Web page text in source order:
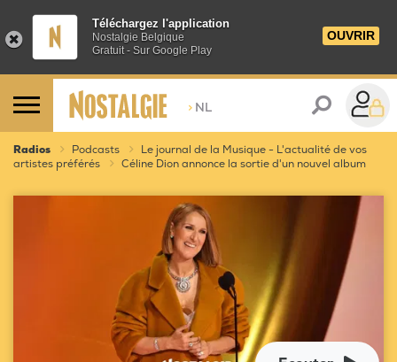
Téléchargez l'application
Nostalgie Belgique
Gratuit - Sur Google Play
OUVRIR
> NL
Radios Podcasts
Le journal de la Musique - L'actualité de vos
artistes préférés
Céline Dion annonce la sortie d'un nouvel album